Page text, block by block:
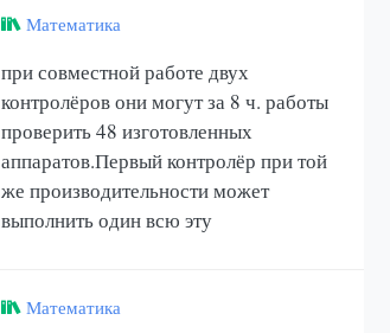
Математика
при совместной работе двух
контролёров они могут за 8 ч. работы
проверить 48 изготовленных
аппаратов.Первый контролёр при той
же производительности может
выполнить один всю эту
Математика